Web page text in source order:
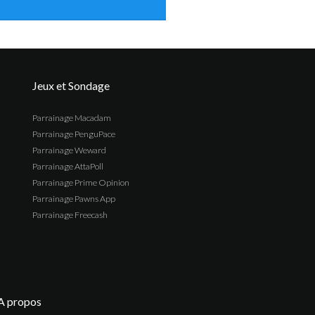
Jeux et Sondage
Parrainage Macadam
Parrainage PenguPace
Parrainage Weward
Parrainage AttaPoll
Parrainage Prime Opinion
Parrainage Pawns App
Parrainage Freecash
propos